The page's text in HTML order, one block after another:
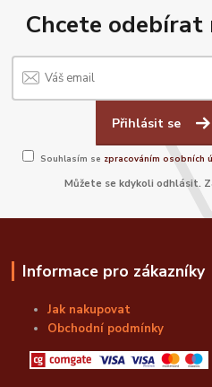
Chcete odebírat
Přihlásit se
Souhlasím se zpracováním osobních
Můžete se kdykoli odhlásit.
Informace pro zákazníky
Jak nakupovat
Obchodní podmínky